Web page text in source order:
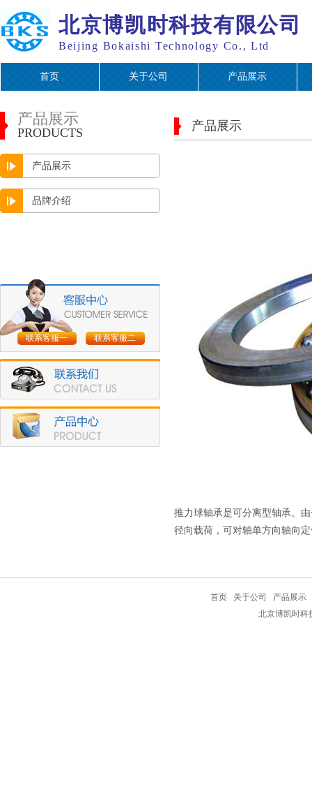
北京博凯时科技有限公司
Beijing Bokaishi Technology Co., Ltd
首页 关于公司 产品展示
产品展示
PRODUCTS
产品展示
品牌介绍
联系客服一 联系客服二
产品展示
推力球轴承是可分离型轴承。
径向载荷，可对轴单方向轴向
首页 关于公司
产品展示
北京博凯时科